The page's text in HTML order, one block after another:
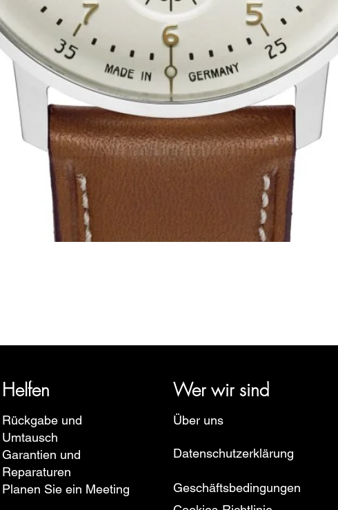
Helfen Wer wir sind
Europe, Ruhla, Martin Braun, Swiss Military, Sturmanskie und Zeppelin.
Rückgabe und
Umtausch
Garantien und
Reparaturen
Planen Sie ein Meeting
Über uns
Datenschutzerklärung
Geschäftsbedingungen